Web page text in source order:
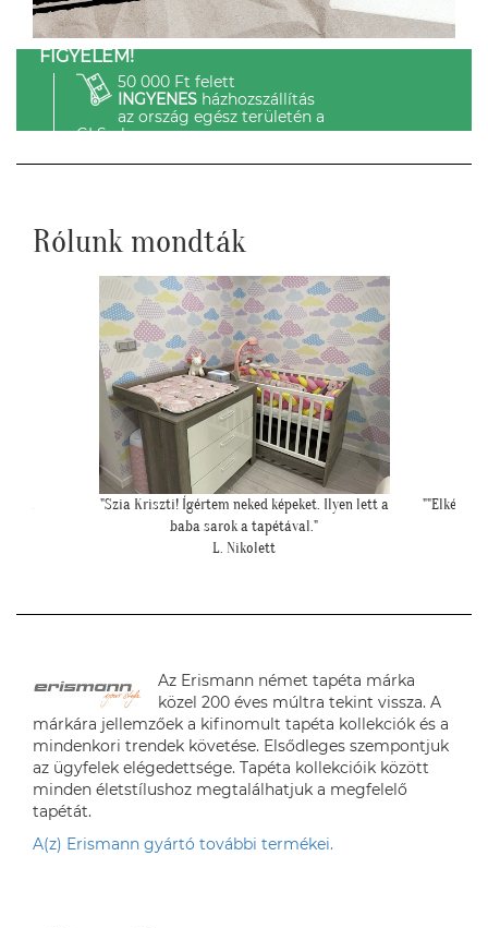
FIGYELEM!
50 000 Ft felett
INGYENESházhozszállítás
az ország egész területén a
GLS-el.
Rólunk mondták
lett a
""Elkészült a szoba, nagyon szépen lett. Köszönjük""
E. Réka
Az Erismann német tapéta márka
közel 200 éves múltra tekint vissza. A
márkára jellemzőek a kifinomult tapéta kollekciók és a
mindenkori trendek követése. Elsődleges szempontjuk
az ügyfelek elégedettsége. Tapéta kollekcióik között
minden életstílushoz megtalálhatjuk a megfelelő
tapétát.
A(z) Erismann gyártó további termékei.